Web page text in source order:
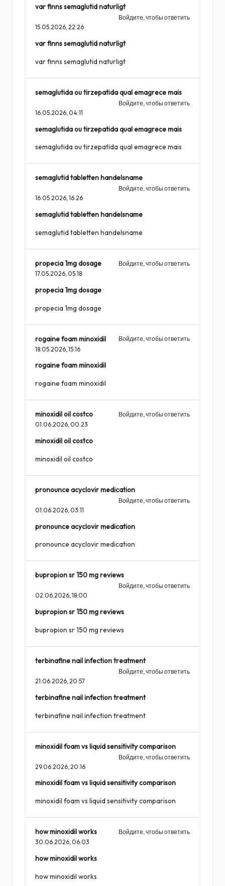
var finns semaglutid naturligt
Войдите, чтобы ответить
15.05.2026,22:26
var finns semaglutid naturligt
var finns semaglutid naturligt
semaglutida ou tirzepatida qual emagrece mais
Войдите, чтобы ответить
16.05.2026, 04:11
semaglutida ou tirzepatida qual emagrece mais
semaglutida ou tirzepatida qual emagrece mais
semaglutid tabletten handelsname
Войдите, чтобы ответить
16.05.2026,16:26
semaglutid tabletten handelsname
semaglutid tabletten handelsname
propecia 1mg dosage
Войдите, чтобы ответить
17.05.2026,05:18
propecia 1mg dosage
propecia 1mg dosage
rogaine foam minoxidil
Войдите, чтобы ответить
18.05.2026, 15:16
rogaine foam minoxidil
rogaine foam minoxidil
minoxidil oil costco
Войдите, чтобы ответить
01.06.2026,00:23
minoxidil oil costco
minoxidil oil costco
pronounce acyclovir medication
Войдите, чтобы ответить
01.06.2026, 03:11
pronounce acyclovir medication
pronounce acyclovir medication
bupropion sr 150 mg reviews
Войдите, чтобы ответить
02.06.2026,18:00
bupropion sr 150 mg reviews
bupropion sr 150 mg reviews
terbinafine nail infection treatment
Войдите, чтобы ответить
21.06.2026, 20:57
terbinafine nail infection treatment
terbinafine nail infection treatment
minoxidil foam vs liquid sensitivity comparison
Войдите, чтобы ответить
29.06.2026, 20:16
minoxidil foam vs liquid sensitivity comparison
minoxidil foam vs liquid sensitivity comparison
how minoxidil works
Войдите, чтобы ответить
30.06.2026,06:03
how minoxidil works
how minoxidil works